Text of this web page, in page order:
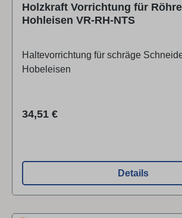
Holzkraft Vorrichtung für
Hohleisen VR-RH-NTS
Haltevorrichtung für schräge
Hobeleisen
Regulärer Preis:
34,51 €
Details